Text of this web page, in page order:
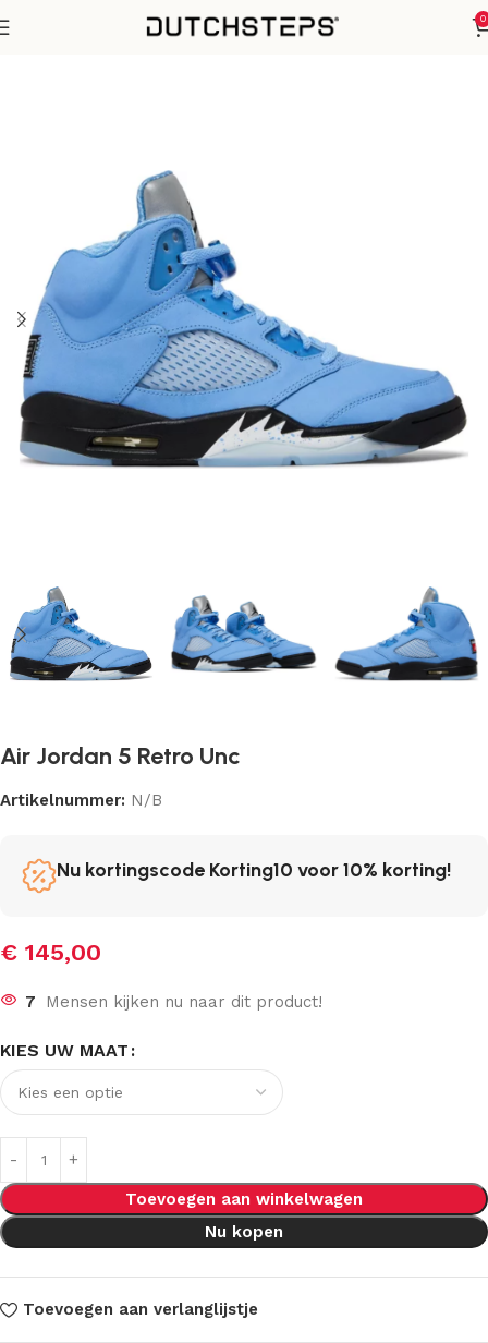
0
Air Jordan 5 Retro Unc
Artikelnummer: N/B
Nu kortingscode Korting10 voor 10% korting!
€ 145,00
7 Mensen kijken nu naar dit product!
KIES UW MAAT
Toevoegen aan winkelwagen
Nu kopen
Toevoegen aan verlanglijstje